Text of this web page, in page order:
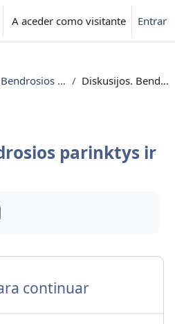
A aceder como visitante Entrar
Bendrosios parinktys ir spausdinimas Diskusijos. Bendrosios parinktys ir spausdinimas
parinktys ir
continuar